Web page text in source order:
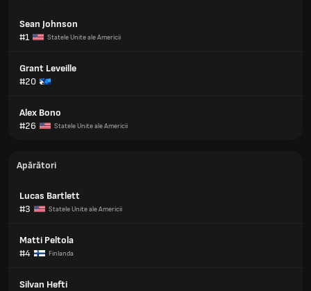
Sean Johnson
#1
Statele Unite ale Americii
Grant Leveille
#20
Alex Bono
#26
Statele Unite ale Americii
Apărători
Lucas Bartlett
#3
Statele Unite ale Americii
Matti Peltola
#4
Finlanda
Silvan Hefti